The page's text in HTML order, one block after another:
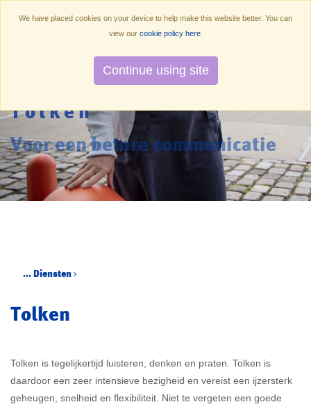
Tolken
Voor een betere communicatie
...Diensten
Tolken
Tolken is tegelijkertijd luisteren, denken en praten. Tolken is
daardoor een zeer intensieve bezigheid en vereist een ijzersterk
geheugen, snelheid en flexibiliteit. Niet te vergeten een goede
We have placed cookies on your device to help make this website better. You can
view our cookie policy here.
Continue using site